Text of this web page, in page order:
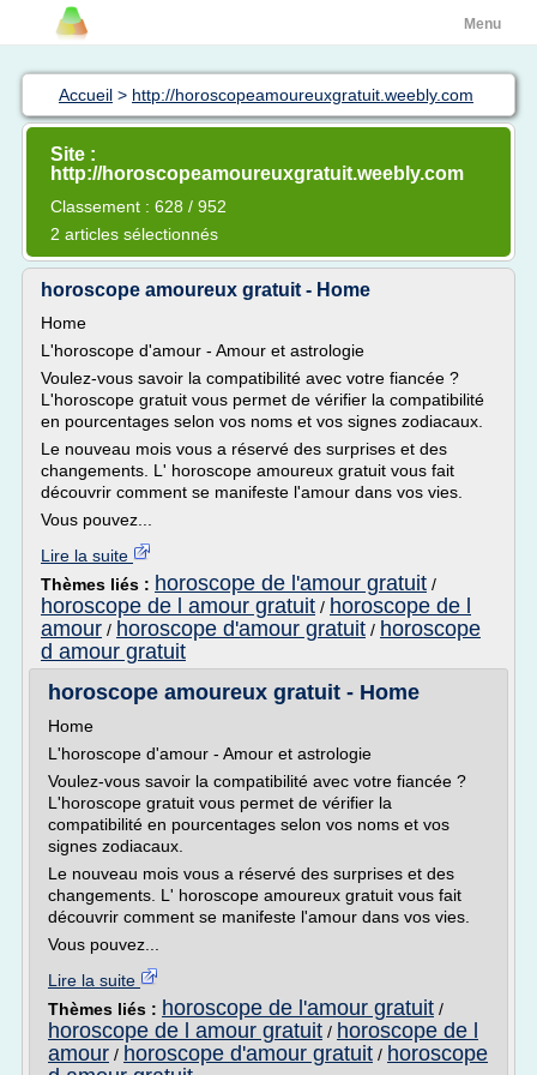
Menu
Accueil > http://horoscopeamoureuxgratuit.weebly.com
Site :
http://horoscopeamoureuxgratuit.weebly.com
Classement : 628 / 952
2 articles sélectionnés
horoscope amoureux gratuit - Home
Home
L'horoscope d'amour - Amour et astrologie
Voulez-vous savoir la compatibilité avec votre fiancée ?
L'horoscope gratuit vous permet de vérifier la compatibilité
en pourcentages selon vos noms et vos signes zodiacaux.
Le nouveau mois vous a réservé des surprises et des
changements. L' horoscope amoureux gratuit vous fait
découvrir comment se manifeste l'amour dans vos vies.
Vous pouvez...
Lire la suite
Thèmes liés : horoscope de l'amour gratuit /
horoscope de l amour gratuit / horoscope de l
amour / horoscope d'amour gratuit / horoscope
d amour gratuit
horoscope amoureux gratuit - Home
Home
L'horoscope d'amour - Amour et astrologie
Voulez-vous savoir la compatibilité avec votre fiancée ?
L'horoscope gratuit vous permet de vérifier la
compatibilité en pourcentages selon vos noms et vos
signes zodiacaux.
Le nouveau mois vous a réservé des surprises et des
changements. L' horoscope amoureux gratuit vous fait
découvrir comment se manifeste l'amour dans vos vies.
Vous pouvez...
Lire la suite
Thèmes liés : horoscope de l'amour gratuit /
horoscope de l amour gratuit / horoscope de l
amour / horoscope d'amour gratuit / horoscope